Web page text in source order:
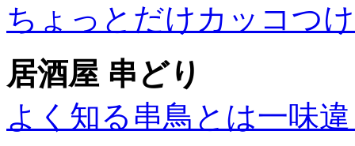
ちょっとだけカッコつ
居酒屋 串どり
よく知る串鳥とは一味